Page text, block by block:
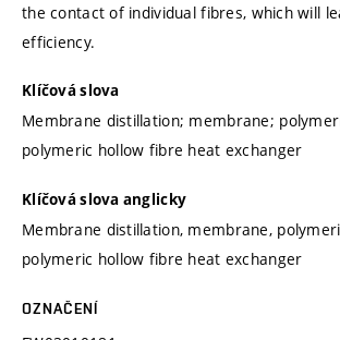
the contact of individual fibres, which will
efficiency.
Klíčová slova
Membrane distillation; membrane;
polymeric hollow fibre heat exchanger
Klíčová slova anglicky
Membrane distillation, membrane,
polymeric hollow fibre heat exchanger
OZNAČENÍ